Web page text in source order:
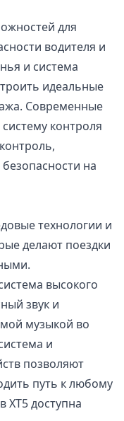
для
водителя и
и система
идеальные
Современные
контроля
на
технологии и
делают поездки
высокого
звук и
музыкой во
и
позволяют
путь к любому
XT5 доступна